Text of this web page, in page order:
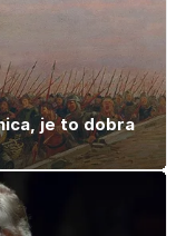
je to dobra